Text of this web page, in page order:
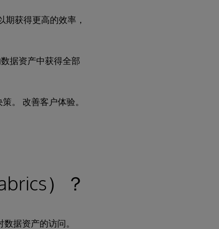
获得更高的效率，
据资产中获得全部
。 改善客户体验。
）？
据资产的访问。